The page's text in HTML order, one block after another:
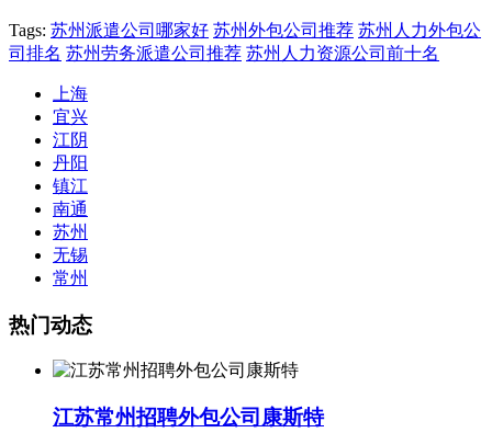
Tags: 苏州派遣公司哪家好 苏州外包公司推荐 苏州人力外包公
司排名 苏州劳务派遣公司推荐 苏州人力资源公司前十名
上海
宜兴
江阴
丹阳
镇江
南通
苏州
无锡
常州
热门动态
江苏常州招聘外包公司康斯特